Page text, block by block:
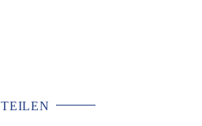
TEILEN